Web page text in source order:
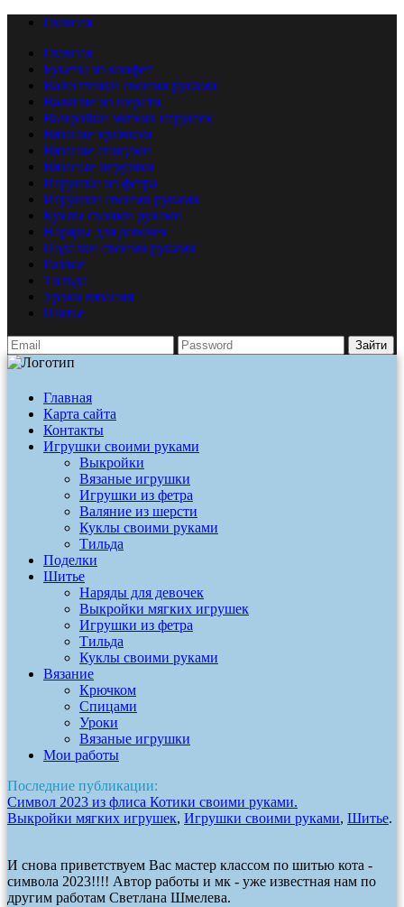
Главная
Главная
Букеты из конфет
Валентинки своими руками
Валяние из шерсти
Выкройки мягких игрушек
Вязание крючком
Вязание спицами
Вязаные игрушки
Игрушки из фетра
Игрушки своими руками
Куклы своими руками
Наряды для девочек
Поделки своими руками
Разное
Тильда
Уроки вязания
Шитье
Зайти
Главная
Карта сайта
Контакты
Игрушки своими руками
Выкройки
Вязаные игрушки
Игрушки из фетра
Валяние из шерсти
Куклы своими руками
Тильда
Поделки
Шитье
Наряды для девочек
Выкройки мягких игрушек
Игрушки из фетра
Тильда
Куклы своими руками
Вязание
Крючком
Спицами
Уроки
Вязаные игрушки
Мои работы
Последние публикации:
Символ 2023 из флиса Котики своими руками.
Выкройки мягких игрушек, Игрушки своими руками, Шитье.
И снова приветствуем Вас мастер классом по шитью кота -
символа 2023!!!! Автор работы и мк - уже известная нам по
другим работам Светлана Шмелева.